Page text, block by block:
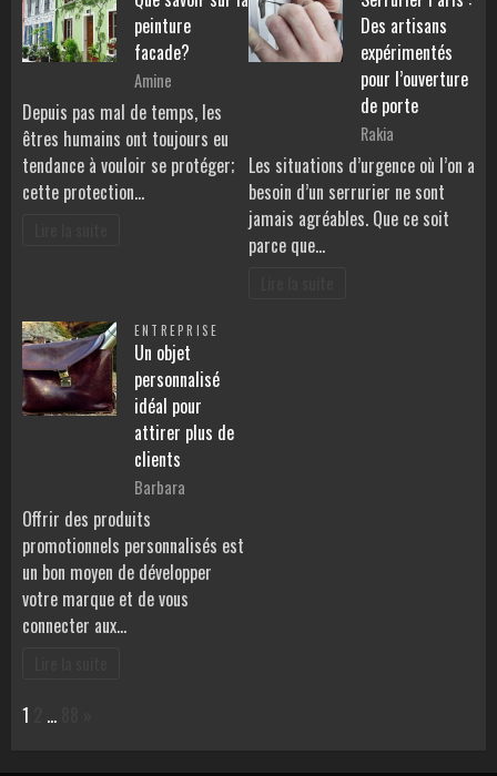
peinture
facade?
Amine
Depuis pas mal de temps, les
êtres humains ont toujours eu
tendance à vouloir se protéger;
cette protection…
Des artisans
expérimentés
pour l’ouverture
de porte
Rakia
Les situations d’urgence où l’on a
besoin d’un serrurier ne sont
jamais agréables. Que ce soit
parce que…
ENTREPRISE
Un objet
personnalisé
idéal pour
attirer plus de
clients
Barbara
Offrir des produits
promotionnels personnalisés est
un bon moyen de développer
votre marque et de vous
connecter aux…
Page:
1 …